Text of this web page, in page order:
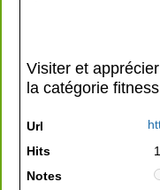
Visiter et
la catégorie fitness
Url
Hits
1
Notes